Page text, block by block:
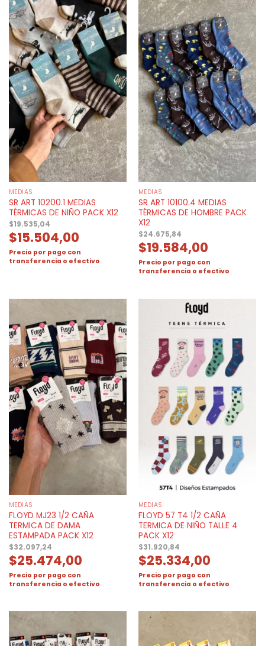
MEDIAS
SR ART 10200.1 MEDIAS
TÉRMICAS DE NIÑO PACK X12
$19.535,04
$15.504,00
Precio por pago con
transferencia o efectivo
MEDIAS
SR ART 10100.4 MEDIAS
TÉRMICAS DE HOMBRE PACK
X12
$24.675,84
$19.584,00
Precio por pago con
transferencia o efectivo
MEDIAS
FLOYD MJ23 1/2 CAÑA
TERMICA DE DAMA
ESTAMPADA PACK X12
$32.097,24
$25.474,00
Precio por pago con
transferencia o efectivo
MEDIAS
FLOYD 57 T4 1/2 CAÑA
TERMICA DE NIÑO TALLE 4
PACK X12
$31.920,84
$25.334,00
Precio por pago con
transferencia o efectivo